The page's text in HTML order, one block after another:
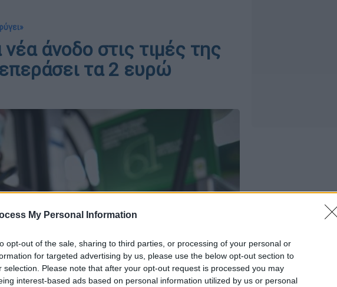
My Personal Information
opt-out of the sale, sharing to third parties, or processing of your personal or
for targeted advertising by us, please use the below opt-out section to
selection. Please note that after your opt-out request is processed you may
interest-based ads based on personal information utilized by us or personal
άνοδο στις τιμές της
τα 2 ευρώ